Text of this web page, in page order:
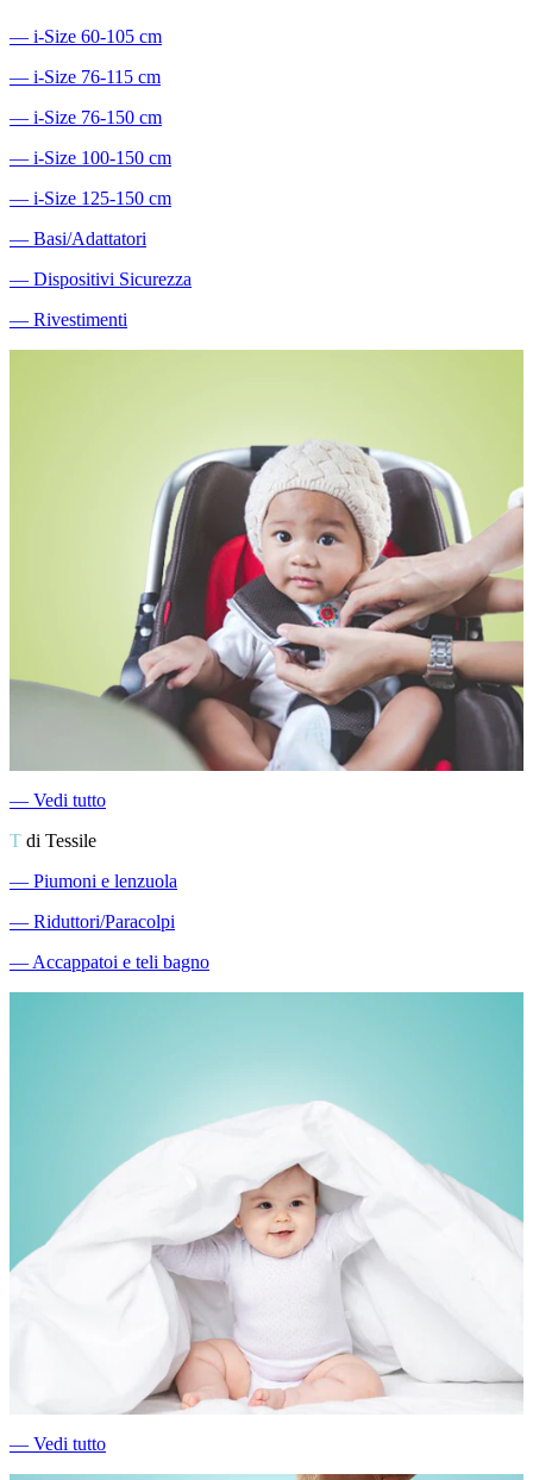
― i-Size 60-105 cm
― i-Size 76-115 cm
― i-Size 76-150 cm
― i-Size 100-150 cm
― i-Size 125-150 cm
― Basi/Adattatori
― Dispositivi Sicurezza
― Rivestimenti
― Vedi tutto
T di Tessile
― Piumoni e lenzuola
― Riduttori/Paracolpi
―Accappatoi e teli bagno
― Vedi tutto